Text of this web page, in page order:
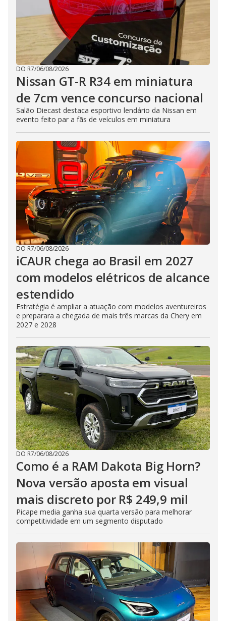
DO R7/06/08/2026
Nissan GT-R R34 em miniatura
de 7cm vence concurso nacional
Salão Diecast destaca esportivo lendário da Nissan em
evento feito par a fãs de veículos em miniatura
DO R7/06/08/2026
iCAUR chega ao Brasil em 2027
com modelos elétricos de alcance
estendido
Estratégia é ampliar a atuação com modelos aventureiros
e preparara a chegada de mais três marcas da Chery em
2027 e 2028
DO R7/06/08/2026
Como é a RAM Dakota Big Horn?
Nova versão aposta em visual
mais discreto por R$ 249,9 mil
Picape media ganha sua quarta versão para melhorar
competitividade em um segmento disputado